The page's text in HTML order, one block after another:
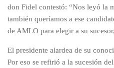
don Fidel contestó: “Nos leyó la
también queríamos a ese
de AMLO para elegir a su
El presidente alardea de su
Por eso se refirió a la sucesión